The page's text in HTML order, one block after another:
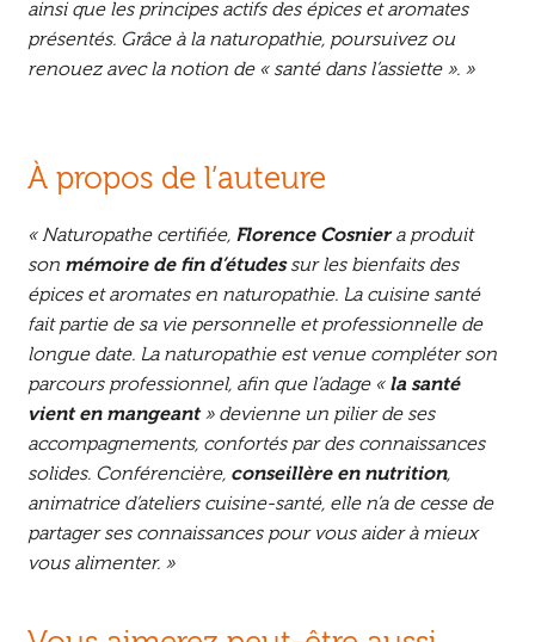
ainsi que les principes actifs des épices et aromates
présentés. Grâce à la naturopathie, poursuivez ou
renouez avec la notion de « santé dans l’assiette ». »
À propos de l’auteure
« Naturopathe certifiée, Florence Cosniera produit
sonmémoire de fin d’étudessur les bienfaits des
épices et aromates en naturopathie. La cuisine santé
fait partie de sa vie personnelle et professionnelle de
longue date. La naturopathie est venue compléter son
parcours professionnel, afin que l’adage « la santé
vient en mangeant» devienne un pilier de ses
accompagnements, confortés par des connaissances
solides. Conférencière, conseillère en nutrition,
animatrice d’ateliers cuisine-santé, elle n’a de cesse de
partager ses connaissances pour vous aider à mieux
vous alimenter. »